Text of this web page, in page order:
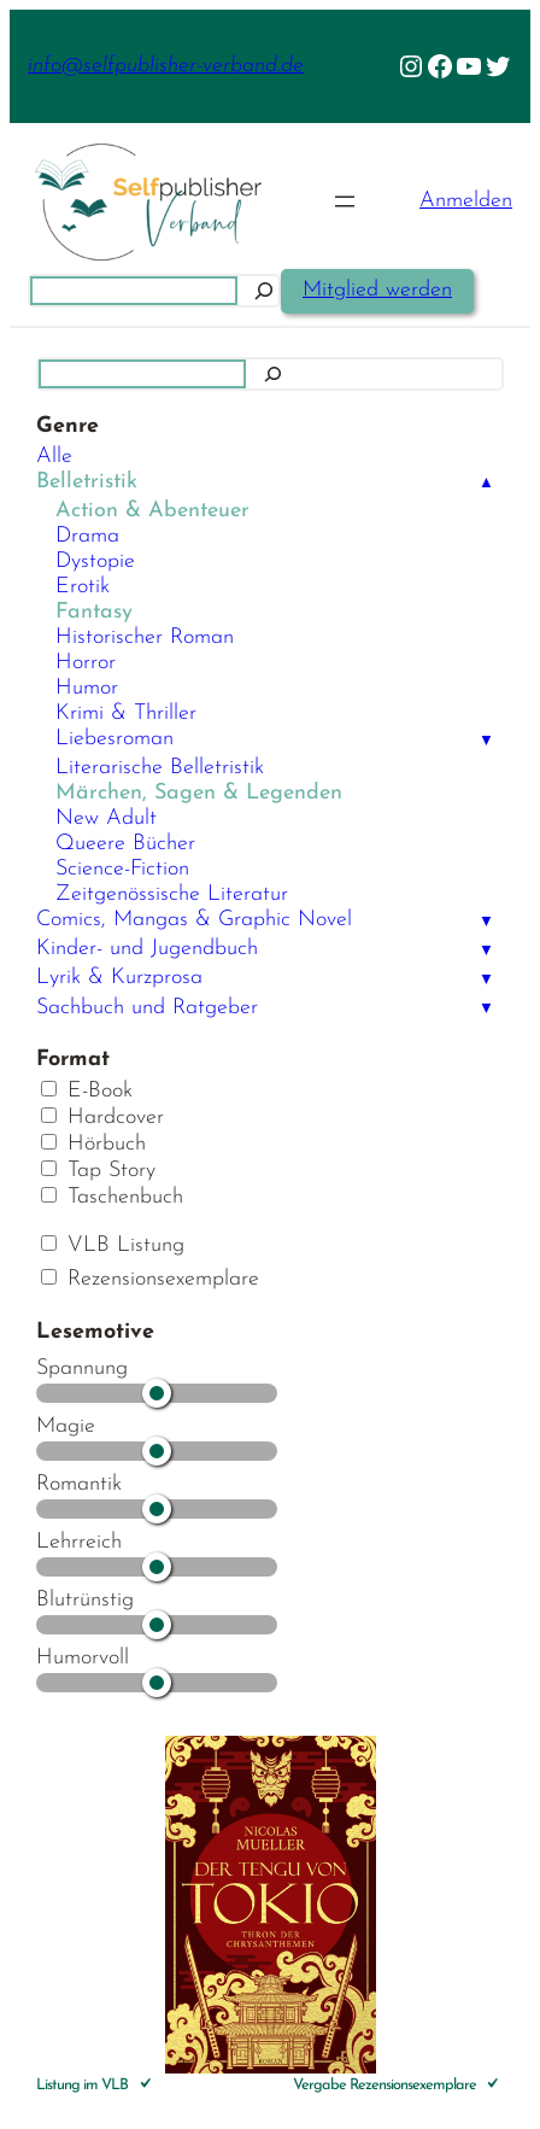
Inhalt
info@selfpublisher-verband.de Instagram
Facebook
Anmelden
Mitglied werden
Genre
Alle
Belletristik
▲
Action & Abenteuer
Drama
Dystopie
Erotik
Fantasy
Historischer Roman
Horror
Humor
Krimi & Thriller
Liebesroman
▼
Literarische Belletristik
Märchen, Sagen & Legenden
New Adult
Queere Bücher
Science-Fiction
Zeitgenössische Literatur
Comics, Mangas & Graphic Novel
▼
Kinder- und Jugendbuch ▼
Lyrik & Kurzprosa ▼
Sachbuch und Ratgeber ▼
Format
E-Book
Hardcover
Hörbuch
Tap Story
Taschenbuch
VLB Listung
Rezensionsexemplare
Lesemotive
Spannung
Magie
Romantik
Lehrreich
Blutrünstig
Humorvoll
Listung im VLB Vergabe Rezensionsexemplare